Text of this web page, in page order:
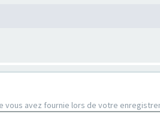
vous avez fournie lors de votre